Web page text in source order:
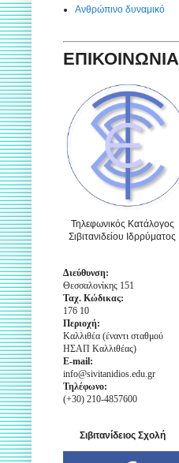
Ανθρώπινο δυναμικό
ΕΠΙΚΟΙΝΩΝΙΑ
Τηλεφωνικός Κατάλογος
Σιβιτανιδείου Ιδρρύματος
Διεύθυνση:
Θεσσαλονίκης 151
Ταχ. Κώδικας:
176 10
Περιοχή:
Καλλιθέα (έναντι σταθμού
ΗΣΑΠ Καλλιθέας)
E-mail:
info@sivitanidios.edu.gr
Τηλέφωνο:
(+30) 210-4857600
Σιβιτανίδειος Σχολή